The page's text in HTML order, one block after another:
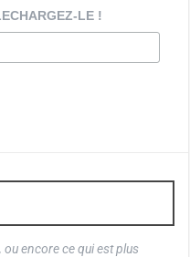
LE !
ou encore ce qui est plus